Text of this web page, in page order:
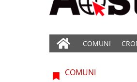
COMUNI
COMUNI